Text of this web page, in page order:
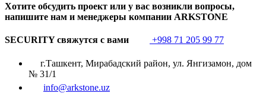
Хотите обсудить проект или у вас возникли вопросы,
напишите нам и менеджеры компании ARKSTONE
SECURITY свяжутся с вами +998 71 205 99 77
г.Ташкент, Мирабадский район, ул. Янгизамон, дом
№ 31/1
info@arkstone.uz